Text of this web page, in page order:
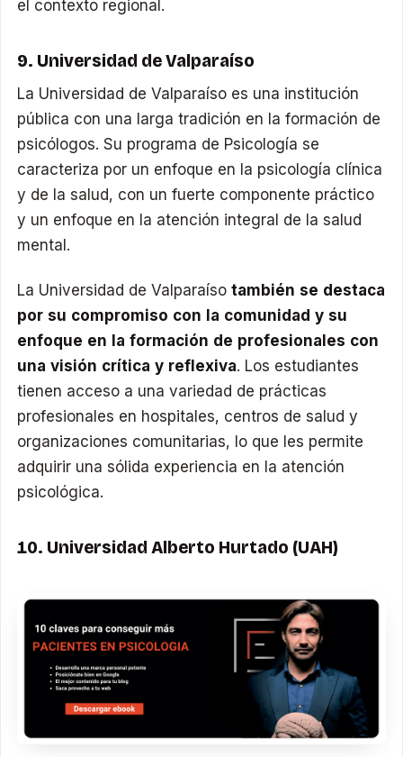
el contexto regional.
9. Universidad de Valparaíso
La Universidad de Valparaíso es una institución
pública con una larga tradición en la formación de
psicólogos. Su programa de Psicología se
caracteriza por un enfoque en la psicología clínica
y de la salud, con un fuerte componente práctico
y un enfoque en la atención integral de la salud
mental.
La Universidad de Valparaísotambién se destaca
por su compromiso con la comunidad y su
enfoque en la formación de profesionales con
una visión crítica y reflexiva. Los estudiantes
tienen acceso a una variedad de prácticas
profesionales en hospitales, centros de salud y
organizaciones comunitarias, lo que les permite
adquirir una sólida experiencia en la atención
psicológica.
10. Universidad Alberto Hurtado (UAH)